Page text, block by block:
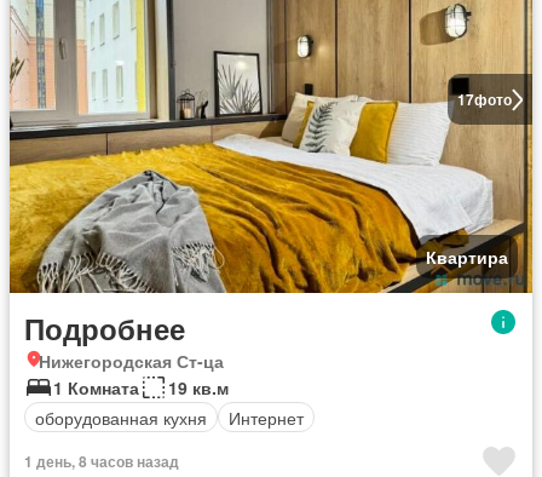
17фото
Квартира
Подробнее
Нижегородская Ст-ца
1 Комната
19 кв.м
оборудованная кухня
Интернет
1 день, 8 часов назад